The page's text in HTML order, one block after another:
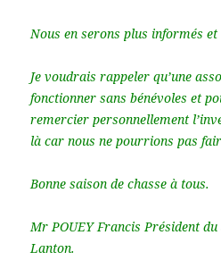
Nous en serons plus informés
Je voudrais rappeler qu’une
fonctionner sans bénévoles et
remercier personnellement
là car nous ne pourrions pas
Bonne saison de chasse à tous.
Mr POUEY Francis Président du
Lanton.